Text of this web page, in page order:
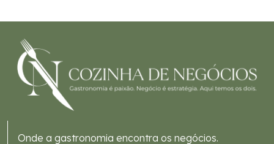
Onde a gastronomia encontra os negócios.